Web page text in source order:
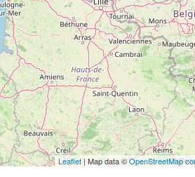
Leaflet| Map data ©OpenStreetMap